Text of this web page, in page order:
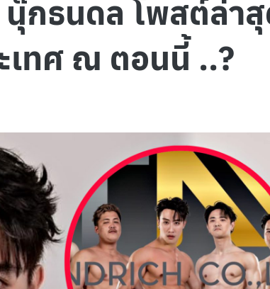
กธนดล โพสต์ล่าสุ
ทศ ณ ตอนนี้ ..?